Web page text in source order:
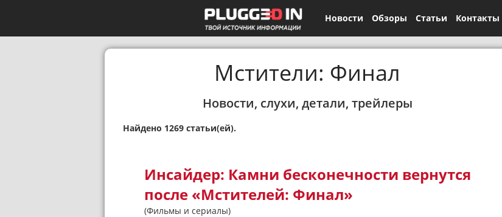
Новости Обзоры Статьи Контакты
Мстители: Финал
Новости, слухи, детали, трейлеры
Найдено 1269 статьи(ей).
Инсайдер: Камни бесконечности вернутся
после «Мстителей: Финал»
(Фильмы и сериалы)